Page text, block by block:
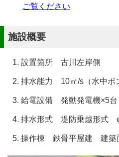
ご覧ください
施設概要
設置箇所 古川左岸側
排水能力 10㎥/s（水中ポ
給電設備 発動発電機×5台
排水形式 堤防乗越形式
操作棟 鉄骨平屋建 建築